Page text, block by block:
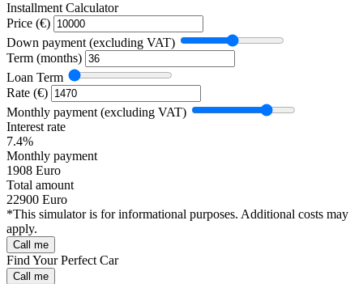
Installment Calculator
Price (€)
Down payment (excluding VAT)
Term (months)
Loan Term
Rate (€)
Monthly payment (excluding VAT)
Interest rate
7.4%
Monthly payment
1908 Euro
Total amount
22900 Euro
*This simulator is for informational purposes. Additional costs may
apply.
Call me
Find Your Perfect Car
Call me